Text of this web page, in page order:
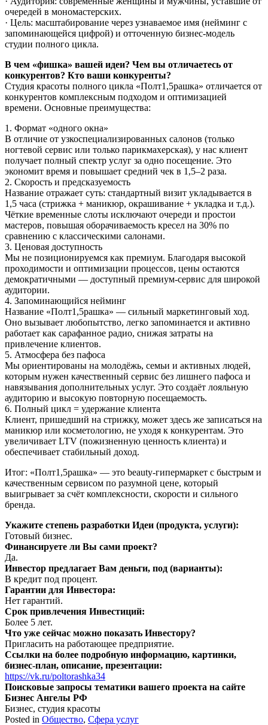
очередей в мономастерских.
· Цель: масштабирование через узнаваемое имя (нейминг с
запоминающейся цифрой) и отточенную бизнес-модель
студии полного цикла.
В чем «фишка» вашей идеи? Чем вы отличаетесь от
конкурентов? Кто ваши конкуренты?
Студия красоты полного цикла «Полт1,5рашка» отличается от
конкурентов комплексным подходом и оптимизацией
времени. Основные преимущества:
1. Формат «одного окна»
В отличие от узкоспециализированных салонов (только
ногтевой сервис или только парикмахерская), у нас клиент
получает полный спектр услуг за одно посещение. Это
экономит время и повышает средний чек в 1,5–2 раза.
2. Скорость и предсказуемость
Название отражает суть: стандартный визит укладывается в
1,5 часа (стрижка + маникюр, окрашивание + укладка и т.д.).
Чёткие временные слоты исключают очереди и простои
мастеров, повышая оборачиваемость кресел на 30% по
сравнению с классическими салонами.
3. Ценовая доступность
Мы не позиционируемся как премиум. Благодаря высокой
проходимости и оптимизации процессов, цены остаются
демократичными — доступный премиум-сервис для широкой
аудитории.
4. Запоминающийся нейминг
Название «Полт1,5рашка» — сильный маркетинговый ход.
Оно вызывает любопытство, легко запоминается и активно
работает как сарафанное радио, снижая затраты на
привлечение клиентов.
5. Атмосфера без пафоса
Мы ориентированы на молодёжь, семьи и активных людей,
которым нужен качественный сервис без лишнего пафоса и
навязывания дополнительных услуг. Это создаёт лояльную
аудиторию и высокую повторную посещаемость.
6. Полный цикл = удержание клиента
Клиент, пришедший на стрижку, может здесь же записаться на
маникюр или косметологию, не уходя к конкурентам. Это
увеличивает LTV (пожизненную ценность клиента) и
обеспечивает стабильный доход.
Итог: «Полт1,5рашка» — это beauty-гипермаркет с быстрым и
качественным сервисом по разумной цене, который
выигрывает за счёт комплексности, скорости и сильного
бренда.
Укажите степень разработки Идеи (продукта, услуги):
Готовый бизнес.
Финансируете ли Вы сами проект?
Да.
Инвестор предлагает Вам деньги, под (варианты):
В кредит под процент.
Гарантии для Инвестора:
Нет гарантий.
Срок привлечения Инвестиций:
Более 5 лет.
Что уже сейчас можно показать Инвестору?
Пригласить на работающее предприятие.
Ссылки на более подробную информацию, картинки,
бизнес-план, описание, презентации:
https://vk.ru/poltorashka34
Поисковые запросы тематики вашего проекта на сайте
Бизнес Ангелы РФ
Бизнес, студия красоты
Posted in Общество, Сфера услуг